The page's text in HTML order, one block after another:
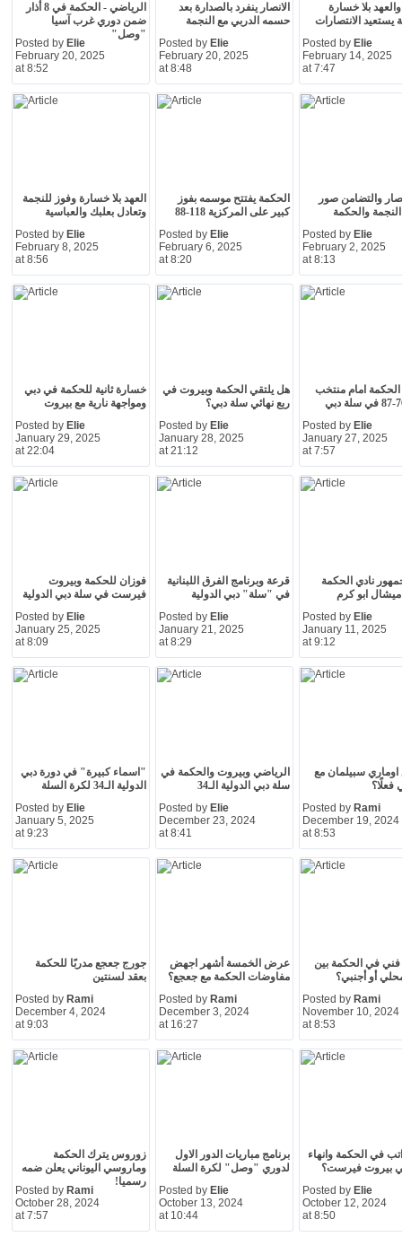
الرياضي - الحكمة في 8 أذار
ضمن دوري غرب آسيا
"وصل"
Posted by Elie
February 20, 2025
at 8:52
الانصار ينفرد بالصدارة بعد
حسمه الدربي مع النجمة
Posted by Elie
February 20, 2025
at 8:48
والعهد بلا خسارة
يستعيد الانتصارات
Posted by Elie
February 14, 2025
at 7:47
العهد بلا خسارة وفوز للنجمة
وتعادل بعلبك والعباسية
Posted by Elie
February 8, 2025
at 8:56
الحكمة يفتتح موسمه بفوز
كبير على المركزية 118-88
Posted by Elie
February 6, 2025
at 8:20
والتضامن صور
والحكمة
Posted by Elie
February 2, 2025
at 8:13
خسارة ثانية للحكمة في دبي
ومواجهة نارية مع بيروت
Posted by Elie
January 29, 2025
at 22:04
هل يلتقي الحكمة وبيروت في
ربع نهائي سلة دبي؟
Posted by Elie
January 28, 2025
at 21:12
امام منتخب
Posted by Elie
January 27, 2025
at 7:57
فوزان للحكمة وبيروت
فيرست في سلة دبي الدولية
Posted by Elie
January 25, 2025
at 8:09
قرعة وبرنامج الفرق اللبنانية
في "سلة" دبي الدولية
Posted by Elie
January 21, 2025
at 8:29
نادي الحكمة
ابو كرم
Posted by Elie
January 11, 2025
at 9:12
"اسماء كبيرة" في دورة دبي
الدولية الـ34 لكرة السلة
Posted by Elie
January 5, 2025
at 9:23
الرياضي وبيروت والحكمة في
سلة دبي الدولية الـ34
Posted by Elie
December 23, 2024
at 8:41
سبيلمان مع
فعلًا؟
Posted by Rami
December 19, 2024
at 8:53
جورج جعجع مدربًا للحكمة
بعقد لسنتين
Posted by Rami
December 4, 2024
at 9:03
عرض الخمسة أشهر اجهض
مفاوضات الحكمة مع جعجع؟
Posted by Rami
December 3, 2024
at 16:27
فني في الحكمة بين
أو أجنبي؟
Posted by Rami
November 10, 2024
at 8:53
زوروس يترك الحكمة
وماروسي اليوناني يعلن ضمه
رسميا!
Posted by Rami
October 28, 2024
at 7:57
برنامج مباريات الدور الاول
لدوري "وصل" لكرة السلة
Posted by Elie
October 13, 2024
at 10:44
في الحكمة وانهاء
بيروت فيرست؟
Posted by Elie
October 12, 2024
at 8:50